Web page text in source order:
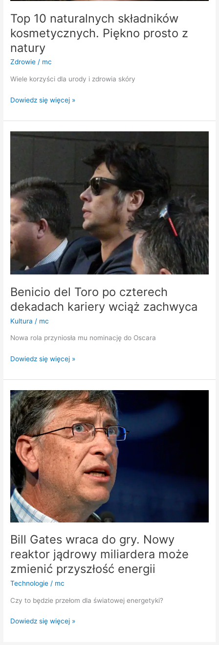
Top 10 naturalnych składników
kosmetycznych. Piękno prosto z
natury
Zdrowie / mc
Wiele korzyści dla urody i zdrowia skóry
Dowiedz się więcej »
Benicio del Toro po czterech
dekadach kariery wciąż zachwyca
Kultura / mc
Nowa rola przyniosła mu nominację do Oscara
Benicio
czterech
dekadach
kariery
wciąż
zachwyca
Dowiedz się więcej »
Bill Gates wraca do gry. Nowy
reaktor jądrowy miliardera może
zmienić przyszłość energii
Technologie / mc
Czy to będzie przełom dla światowej energetyki?
Bill
Gates
wraca
do
gry.
Nowy
reaktor
jądrowy
miliardera
może
zmienić
przyszłość
energii
Dowiedz się więcej »